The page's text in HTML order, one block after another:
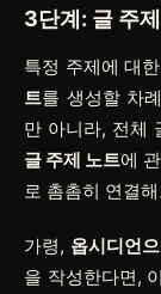
3단계: 글 주
특정 주제에 대
트를 생성할 차
만 아니라, 전체
글 주제 노트에
로 촘촘히 연결
가령, 옵시디언
을 작성한다면,